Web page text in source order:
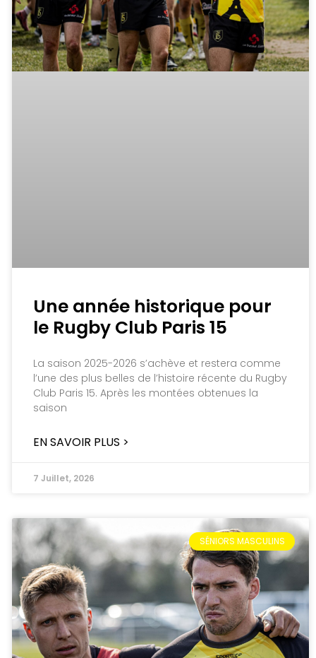
Une année historique pour
le Rugby Club Paris 15
La saison 2025-2026 s’achève et restera comme
l’une des plus belles de l’histoire récente du Rugby
Club Paris 15. Après les montées obtenues la
saison
EN SAVOIR PLUS >
7 Juillet, 2026
SÉNIORS MASCULINS